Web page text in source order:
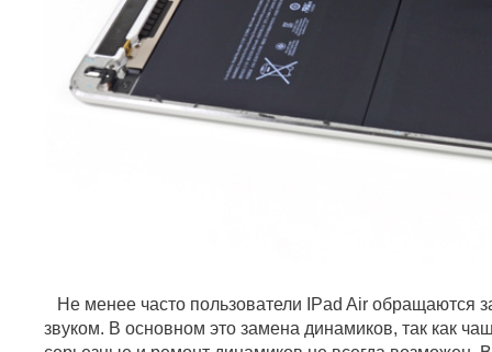
Не менее часто пользователи IPad Air обращаются
звуком. В основном это замена динамиков, так как